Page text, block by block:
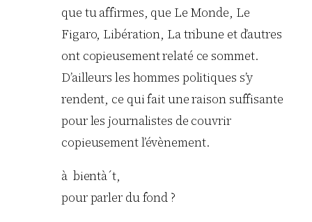
que tu affirmes, que Le Monde, Le
Figaro, Libération, La tribune et d’autres
ont copieusement relaté ce sommet.
D’ailleurs les hommes politiques s’y
rendent, ce qui fait une raison suffisante
pour les journalistes de couvrir
copieusement l’évènement.
à bientà´t,
pour parler du fond ?